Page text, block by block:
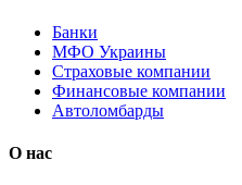
Банки
МФО Украины
Страховые компании
Финансовые компании
Автоломбарды
О нас